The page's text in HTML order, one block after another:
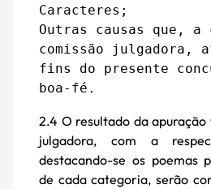
Caracteres;
Outras causas que,
comissão julgadora,
fins do presente
boa-fé.
2.4 O resultado da
julgadora, com a
destacando-se os poemas
de cada categoria, serão